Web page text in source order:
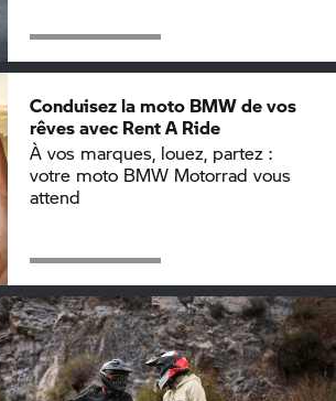
Conduisez la moto BMW de vos
rêves avec Rent A Ride
À vos marques, louez, partez :
votre moto BMW Motorrad vous
attend